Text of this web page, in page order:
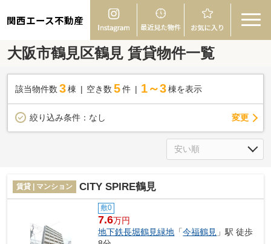
関西エース不動産
大阪市鶴見区鶴見 賃貸物件一覧
該当物件数 3棟 空き数 5 件 1～3 棟を表示
絞り込み条件： なし 変更
賃貸 | マンション CITY SPIRE鶴見
敷0
7.6万円
地下鉄長堀鶴見緑地 「今福鶴見 」駅 徒歩